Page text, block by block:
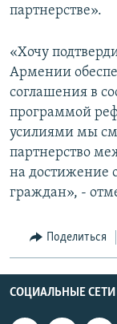
партнерстве».
«Хочу
Армении
соглашения в
программой
усилиями мы
партнерство
на достижение
граждан», -
Поделиться
СОЦИАЛЬНЫЕ СЕТИ